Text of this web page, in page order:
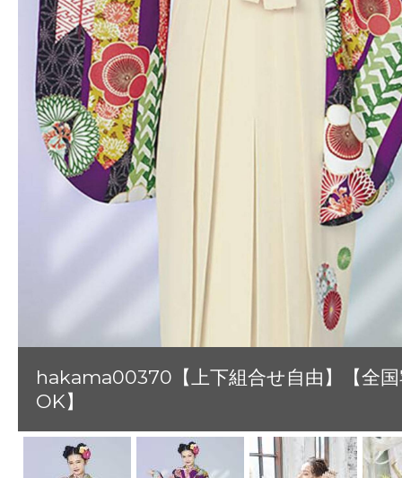
hakama00370【上下組合せ自由】【全
OK】